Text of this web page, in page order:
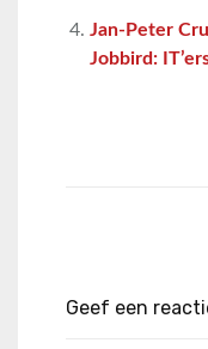
Jan-Peter
Jobbird:
Geef een